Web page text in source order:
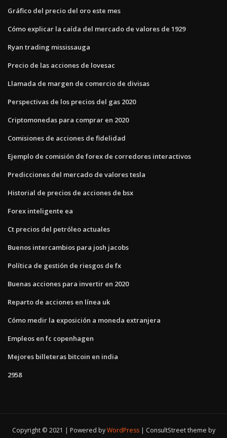
Gráfico del precio del oro este mes
Cómo explicar la caída del mercado de valores de 1929
Ryan trading mississauga
Precio de las acciones de lovesac
Llamada de margen de comercio de divisas
Perspectivas de los precios del gas 2020
Criptomonedas para comprar en 2020
Comisiones de acciones de fidelidad
Ejemplo de comisión de forex de corredores interactivos
Predicciones del mercado de valores tesla
Historial de precios de acciones de bsx
Forex inteligente ea
Ct precios del petróleo actuales
Buenos intercambios para josh jacobs
Política de gestión de riesgos de fx
Buenas acciones para invertir en 2020
Reparto de acciones en línea uk
Cómo medir la exposición a moneda extranjera
Empleos en fc copenhagen
Mejores billeteras bitcoin en india
2958
Copyright © 2021 | Powered byWordPress
ConsultStreet theme by